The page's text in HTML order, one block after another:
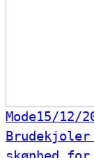
Mode15/12/